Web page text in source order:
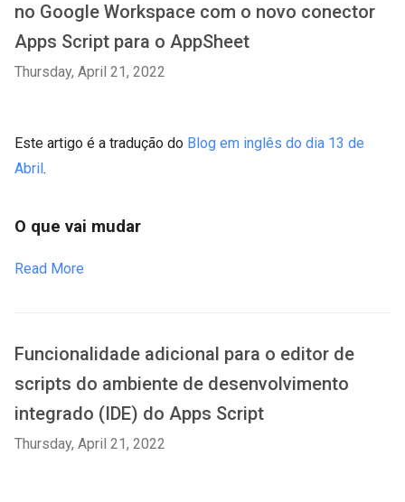
no Google Workspace com o novo conector
Apps Script para o AppSheet
Thursday, April 21, 2022
Este artigo é a tradução do Blog em inglês do dia 13 de
Abril.
O que vai mudar
Read More
Funcionalidade adicional para o editor de
scripts do ambiente de desenvolvimento
integrado (IDE) do Apps Script
Thursday, April 21, 2022